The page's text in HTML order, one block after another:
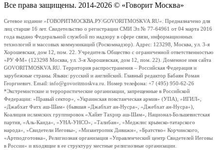
Все права защищены. 2014-2026 © «Говорит Москва»
Сетевое издание «ГОВОРИТМОСКВА.РУ/GOVORITMOSKVA.RU». Предназначено для
лиц старше 16 лет. Свидетельство о регистрации СМИ Эл № 77-64961 от 04 марта 2016
года выдано Федеральной службой по надзору в сфере связи, информационных
технологий и массовых коммуникаций (Роскомнадзор). Адрес: 123298, Москва, ул. 3-я
Хорошевская, дом 12, пом. 22. Учредитель Общество с ограниченной ответственностью
«РУ ФМ» (123298 Москва, ул. 3-я Хорошевская, дом 12, пом. 22). Доменное имя сайта
GOVORITMOSKVA.RU. Территория распространения – Российская Федерация и
зарубежные страны. Языки: русский и английский. Главный редактор Бабаян Роман
Георгиевич. Email: info@govoritmoskva.ru. Номер телефона: +7 (495) 950-62-26
*Экстремистские и террористические организации, запрещенные в Российской
Федерации: «Правый сектор», «Украинская повстанческая армия» (УПА), «ИГИЛ»,
«Джабхат Фатх аш-Шам» (бывшая «Джабхат ан-Нусра», «Джебхат ан-Нусра»),
Коалиция исламских группировок «Хайят Тахрир аш-Шам», Национал-Большевистская
партия, «Аль-Каида», «УНА-УНСО», «Талибан», «Меджлис крымско-татарского
народа», «Свидетели Иеговы», «Мизантропик Дивижн», «Братство» Корчинского,
«Артподготовка», Религиозная организация «Управленческий центр Свидетелей Иеговы
в России» и входящие в ее структуру местные религиозные организации.